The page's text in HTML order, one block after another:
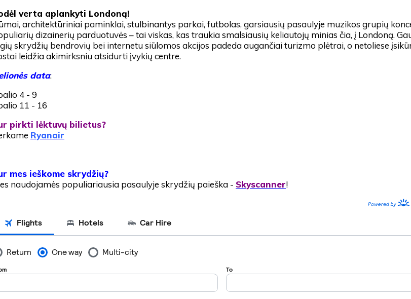
verta aplankyti Londoną!
architektūriniai paminklai, stulbinantys parkai, futbolas, garsiausių pasaulyje muzikos grupių
dizainerių parduotuvės – tai viskas, kas traukia smalsiausių keliautojų minias čia, į Londoną.
skrydžių bendrovių bei internetu siūlomos akcijos padeda augančiai turizmo plėtrai, o netoliese
leidžia akimirksniu atsidurti įvykių centre.
data:
4 - 9
11 - 16
pirkti lėktuvų bilietus?
Ryanair
mes ieškome skrydžių?
naudojamės populiariausia pasaulyje skrydžių paieška - Skyscanner!